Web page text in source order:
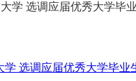
学 选调应届优秀大学毕
选调应届优秀大学毕业